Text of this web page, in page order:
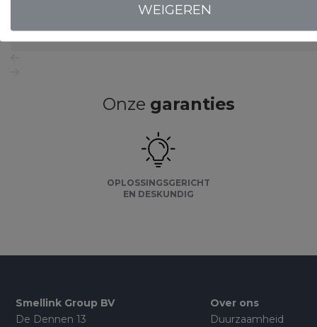
LOGIN VOOR PRIJS
Onze garanties
OPLOSSINGSGERICHT
EN DESKUNDIG
Smellink Group BV
De Dennen 13
Over ons
Duurzaamheid
WEIGEREN